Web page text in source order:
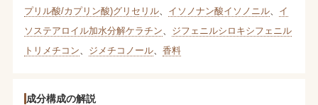
プリル酸/カプリン酸)グリセリル、 イソノナン酸イソノニル、 イ
ソステアロイル加水分解ケラチン
ジフェニルシロキシフェニル
トリメチコン
ジメチコノール、 香料
成分構成の解説